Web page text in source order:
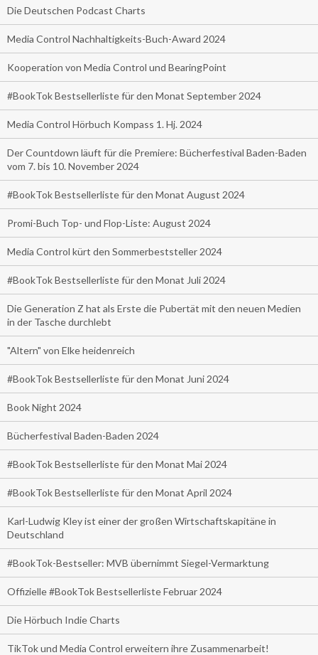
Die Deutschen Podcast Charts
Media Control Nachhaltigkeits-Buch-Award 2024
Kooperation von Media Control und BearingPoint
#BookTok Bestsellerliste für den Monat September 2024
Media Control Hörbuch Kompass 1. Hj. 2024
Der Countdown läuft für die Premiere: Bücherfestival Baden-Baden
vom 7. bis 10. November 2024
#BookTok Bestsellerliste für den Monat August 2024
Promi-Buch Top- und Flop-Liste: August 2024
Media Control kürt den Sommerbeststeller 2024
#BookTok Bestsellerliste für den Monat Juli 2024
Die Generation Z hat als Erste die Pubertät mit den neuen Medien
in der Tasche durchlebt
"Altern" von Elke heidenreich
#BookTok Bestsellerliste für den Monat Juni 2024
Book Night 2024
Bücherfestival Baden-Baden 2024
#BookTok Bestsellerliste für den Monat Mai 2024
#BookTok Bestsellerliste für den Monat April 2024
Karl-Ludwig Kley ist einer der großen Wirtschaftskapitäne in
Deutschland
#BookTok-Bestseller: MVB übernimmt Siegel-Vermarktung
Offizielle #BookTok Bestsellerliste Februar 2024
Die Hörbuch Indie Charts
TikTok und Media Control erweitern ihre Zusammenarbeit!